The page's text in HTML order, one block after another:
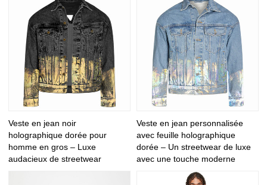
Veste en jean noir
holographique dorée pour
homme en gros – Luxe
audacieux de streetwear
Veste en jean personnalisée
avec feuille holographique
dorée – Un streetwear de luxe
avec une touche moderne